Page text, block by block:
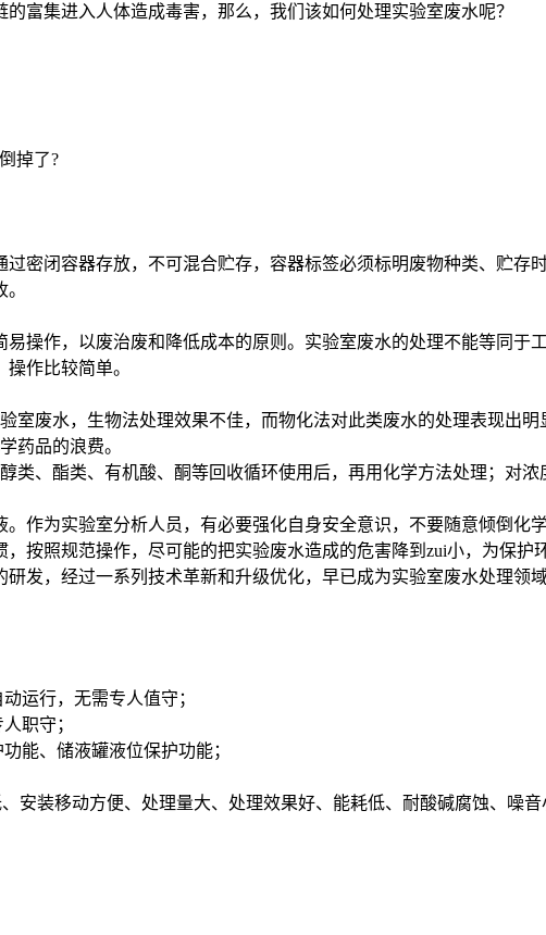
富集进入人体造成毒害，那么，我们该如何处理实验室废水呢？
掉了?
闭容器存放，不可混合贮存，容器标签必须标明废物种类、贮存
作，以废治废和降低成本的原则。实验室废水的处理不能等同于
作比较简单。
废水，生物法处理效果不佳，而物化法对此类废水的处理表现出明
药品的浪费。
、酯类、有机酸、酮等回收循环使用后，再用化学方法处理；对浓
为实验室分析人员，有必要强化自身安全意识，不要随意倾倒化
按照规范操作，尽可能的把实验废水造成的危害降到zui小，为保护
，经过一系列技术革新和升级优化，早已成为实验室废水处理领
运行，无需专人值守；
职守；
能、储液罐液位保护功能；
装移动方便、处理量大、处理效果好、能耗低、耐酸碱腐蚀、噪